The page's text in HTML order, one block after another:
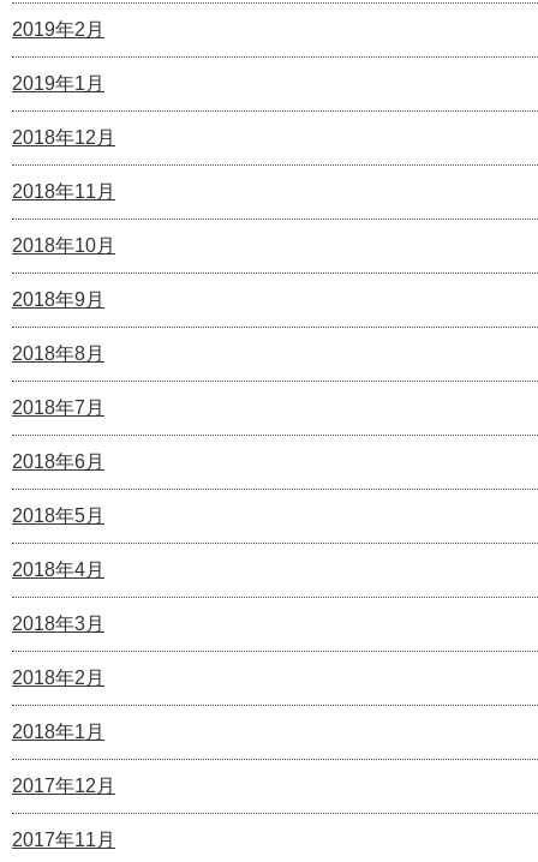
2019年2月
2019年1月
2018年12月
2018年11月
2018年10月
2018年9月
2018年8月
2018年7月
2018年6月
2018年5月
2018年4月
2018年3月
2018年2月
2018年1月
2017年12月
2017年11月